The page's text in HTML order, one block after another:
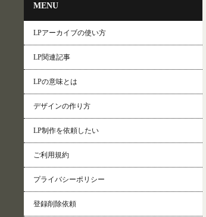
MENU
LPアーカイブの使い方
LP関連記事
LPの意味とは
デザインの作り方
LP制作を依頼したい
ご利用規約
プライバシーポリシー
登録削除依頼